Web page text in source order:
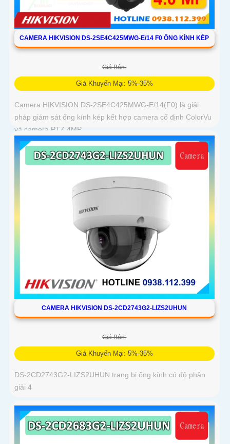
CAMERA HIKVISION DS-2SE4C425MWG-E/14 F0 ỐNG KÍNH KÉP
Giá Bán:
Giá Khuyến Mại: 5%-35%
Camera HIKVISION DS-2SE4C425MWG-E/14(F0) là giải
pháp giám sát ống kính kép kết hợp camera cố định ColorVu
và camera PTZ 4MP
CAMERA HIKVISION DS-2CD2743G2-LIZS2UHUN
Giá Bán:
Giá Khuyến Mại: 5%-35%
DS-2CD2743G2-LIZS2UHUN trang bị ống kính có độ phân
giải 4